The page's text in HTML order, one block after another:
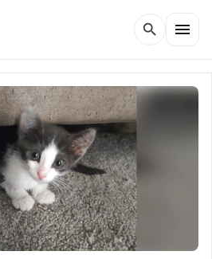
search menu